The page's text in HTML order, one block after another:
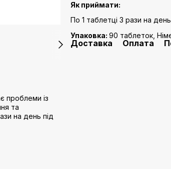
проблеми із
та
на день під
Як приймати:
По 1 таблетці 3 рази на
Упаковка: 90 таблеток,
Доставка Оплата